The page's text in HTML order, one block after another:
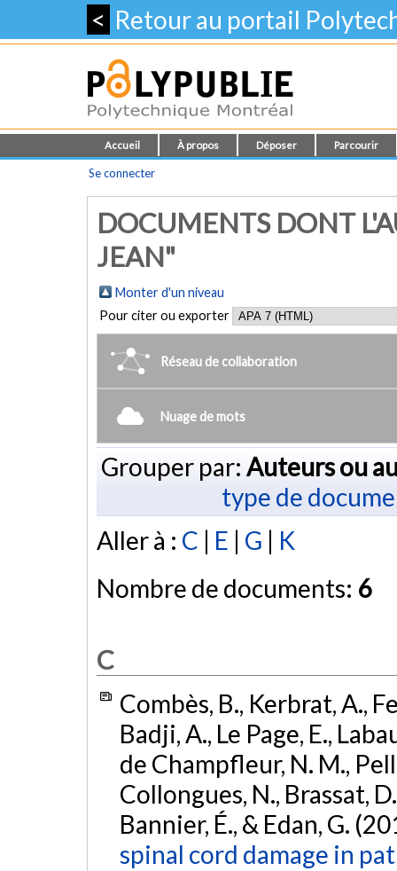
< Retour au portail
Accueil À propos Déposer Parcourir
Se connecter
DOCUMENTS DONT
JEAN"
Monter d'un niveau
Pour citer ou exporter
Réseau de collaboration
Nuage de mots
Grouper par: Auteurs ou
type de
Aller à : C | E | G | K
Nombre de documents: 6
C
Combès, B., Kerbrat, A.,
Badji, A., Le Page, E.,
de Champfleur, N. M.,
Collongues, N., Brassat,
Bannier, É., & Edan, G.
spinal cord damage in